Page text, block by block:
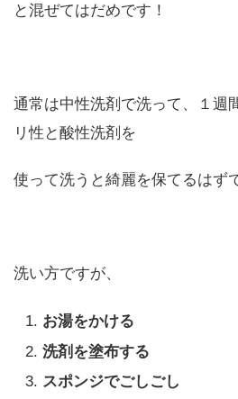
と混ぜてはだめです！
通常は中性洗剤で洗って、１週
リ性と酸性洗剤を
使って洗うと綺麗を保てるはず
洗い方ですが、
お湯をかける
洗剤を塗布する
スポンジでごしごし